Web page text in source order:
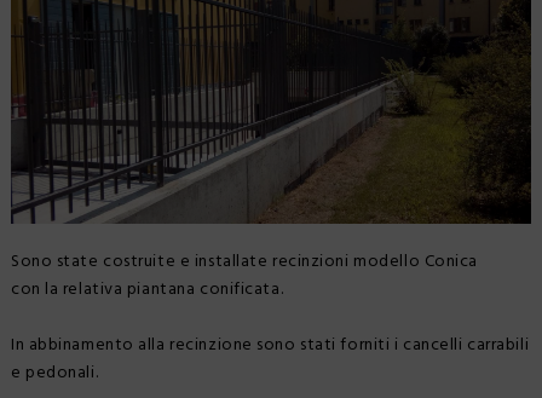
Sono state costruite e installate recinzioni modello Conica
con la relativa piantana conificata.
In abbinamento alla recinzione sono stati forniti i cancelli carrabili
e pedonali.
NEWS
CERTIFICAZIONI